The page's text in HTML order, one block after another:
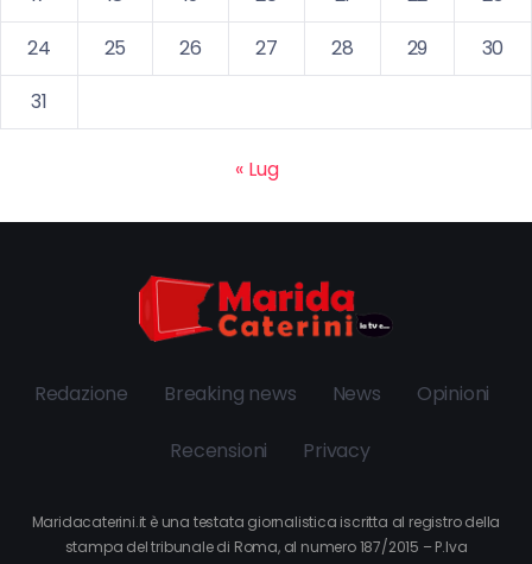
24
25 26 27 28 29
30
31
« Lug
Redazione Breaking news News Opinioni
Recensioni Privacy
Maridacaterini.it è una testata giornalistica iscritta al registro della
stampa del tribunale di Roma, al numero 187/2015 – P.Iva